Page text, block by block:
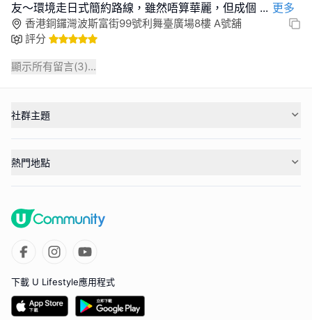
友～環境走日式簡約路線，雖然唔算華麗，但成個 ... 更多
香港銅鑼灣波斯富街99號利舞臺廣場8樓 A號舖
評分
顯示所有留言(3)...
社群主題
熱門地點
下載 U Lifestyle應用程式